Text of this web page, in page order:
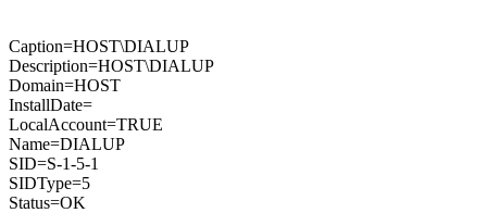
Caption=HOST\DIALUP
Description=HOST\DIALUP
Domain=HOST
InstallDate=
LocalAccount=TRUE
Name=DIALUP
SID=S-1-5-1
SIDType=5
Status=OK